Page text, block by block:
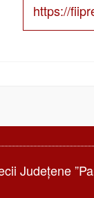
https://
Judeţene